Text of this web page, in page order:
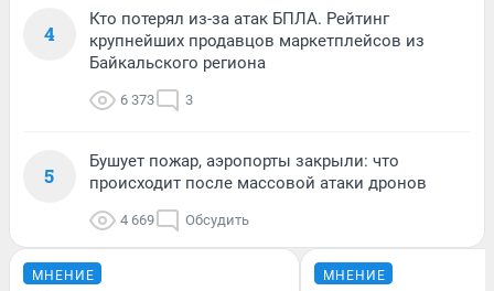
4
Кто потерял из-за атак БПЛА. Рейтинг
крупнейших продавцов маркетплейсов из
Байкальского региона
6 373 3
5
Бушует пожар, аэропорты закрыли: что
происходит после массовой атаки дронов
4 669 Обсудить
МНЕНИЕ МНЕНИЕ